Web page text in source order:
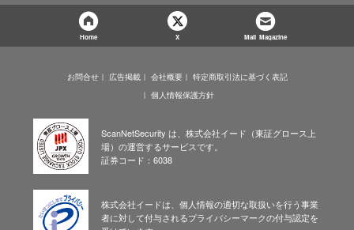
Home X Mail Magazine
お問合せ 広告掲載 会社概要
特定商取引法に基づく表記
個人情報保護方針
ScanNetSecurity は、株式会社イード（東証グロース上
場）の運営するサービスです。
証券コード：6038
株式会社イードは、個人情報の適切な取扱いを行う事業
者に対して付与されるプライバシーマークの付与認定を